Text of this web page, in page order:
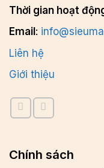
Thời gian hoạt
Email :
Liên hệ
Giới thiệu
Chính sách